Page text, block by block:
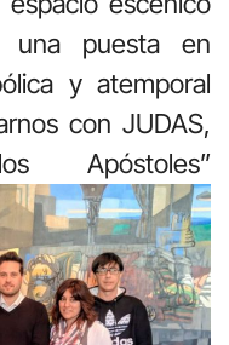
una puesta en
y atemporal
con JUDAS,